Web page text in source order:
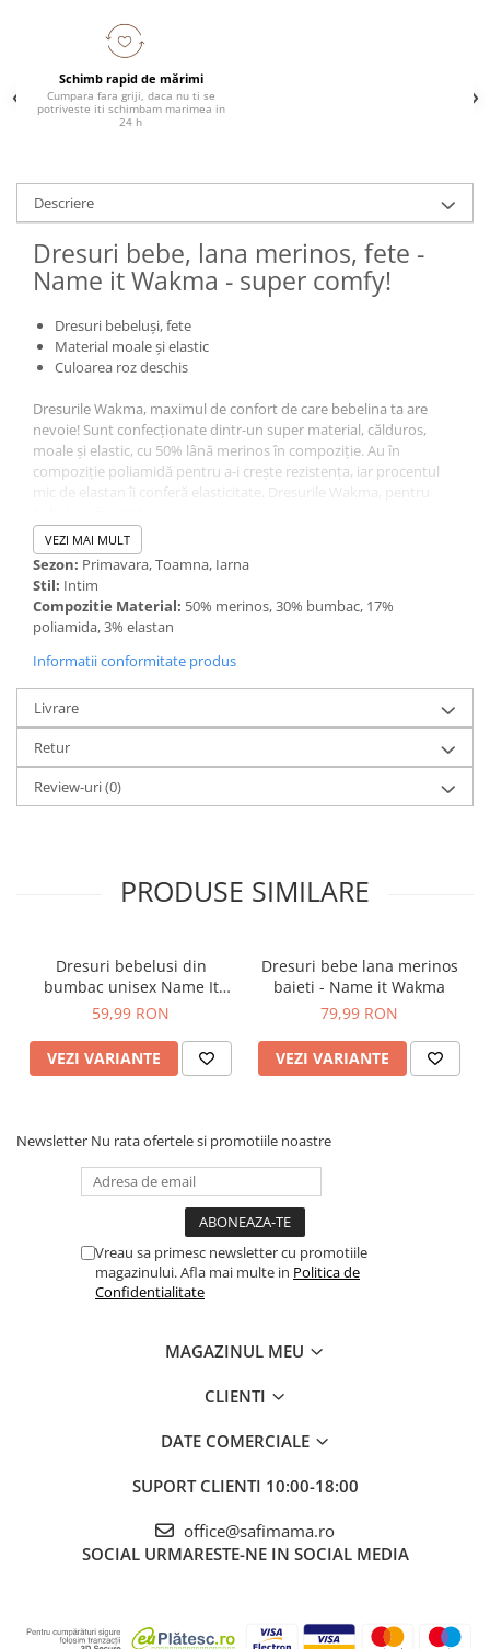
Schimb rapid de mărimi
Cumpara fara griji, daca nu ti se
potriveste iti schimbam marimea in
24 h
Descriere
Dresuri bebe, lana merinos, fete -
Name it Wakma - super comfy!
Dresuri bebeluși, fete
Material moale și elastic
Culoarea roz deschis
Dresurile Wakma, maximul de confort de care bebelina ta are
nevoie! Sunt confecționate dintr-un super material, călduros,
moale și elastic, cu 50% lână merinos în compoziție. Au în
compoziție poliamidă pentru a-i crește rezistența, iar procentul
mic de elastan îi conferă elasticitate. Dresurile Wakma, pentru
Lâna merinos- posedă o multitudine de calități benefice
organismului uman. Are o abilitate uimitoare de a-și ajusta
temperatura într-un mod natural. Lâna merinos folosită în
produsele NAME IT e de o calitate superioară, foarte moale și
incredibil de confortabilă & mulesing free!
VEZI MAI MULT
Sezon: Primavara, Toamna, Iarna
Stil: Intim
Compozitie Material: 50% merinos, 30% bumbac, 17%
poliamida, 3% elastan
Informatii conformitate produs
Livrare
Retur
Review-uri(0)
PRODUSE SIMILARE
Dresuri bebelusi din
bumbac unisex Name It
Sina alb
59,99 RON
VEZI VARIANTE
Dresuri bebe lana merinos
baieti - Name it Wakma
79,99 RON
VEZI VARIANTE
Newsletter Nu rata ofertele si promotiile noastre
Vreau sa primesc newsletter cu promotiile
magazinului. Afla mai multe in Politica de
Confidentialitate
MAGAZINUL MEU
CLIENTI
DATE COMERCIALE
SUPORT CLIENTI 10:00-18:00
office@safimama.ro
SOCIAL URMARESTE-NE IN SOCIAL MEDIA